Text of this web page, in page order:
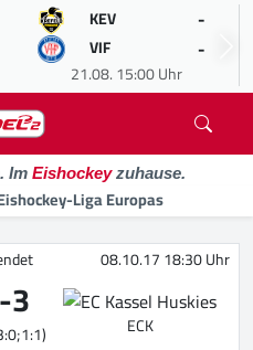
KEV -
VIF -
21.08. 15:00 Uhr
Im Eishockeyzuhause.
Liga Europas
08.10.17 18:30 Uhr
-3
ECK